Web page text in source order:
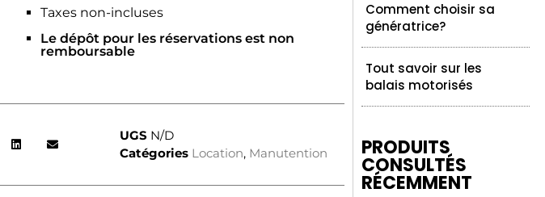
Taxes non-incluses
Le dépôt pour les réservations est non
remboursable
UGS N/D
Catégories Location, Manutention
Comment choisir sa
génératrice?
Tout savoir sur les
balais motorisés
PRODUITS
CONSULTÉS
RÉCEMMENT